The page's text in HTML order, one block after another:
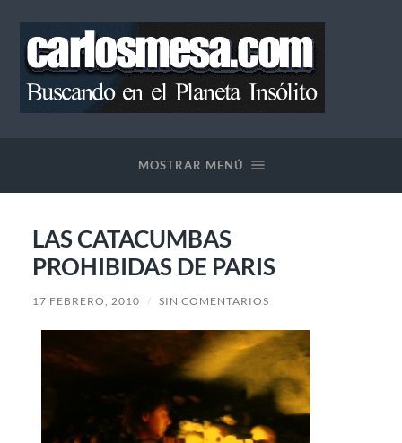
MOSTRAR MENÚ
LAS CATACUMBAS
PROHIBIDAS DE PARIS
17 FEBRERO, 2010 / SIN COMENTARIOS